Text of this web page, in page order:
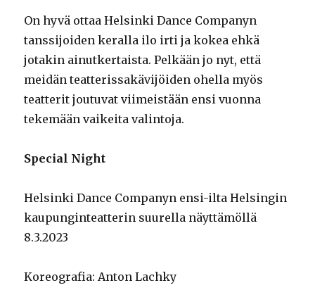
On hyvä ottaa Helsinki Dance Companyn
tanssijoiden keralla ilo irti ja kokea ehkä
jotakin ainutkertaista. Pelkään jo nyt, että
meidän teatterissakävijöiden ohella myös
teatterit joutuvat viimeistään ensi vuonna
tekemään vaikeita valintoja.
Special Night
Helsinki Dance Companyn ensi-ilta Helsingin
kaupunginteatterin suurella näyttämöllä
8.3.2023
Koreografia: Anton Lachky